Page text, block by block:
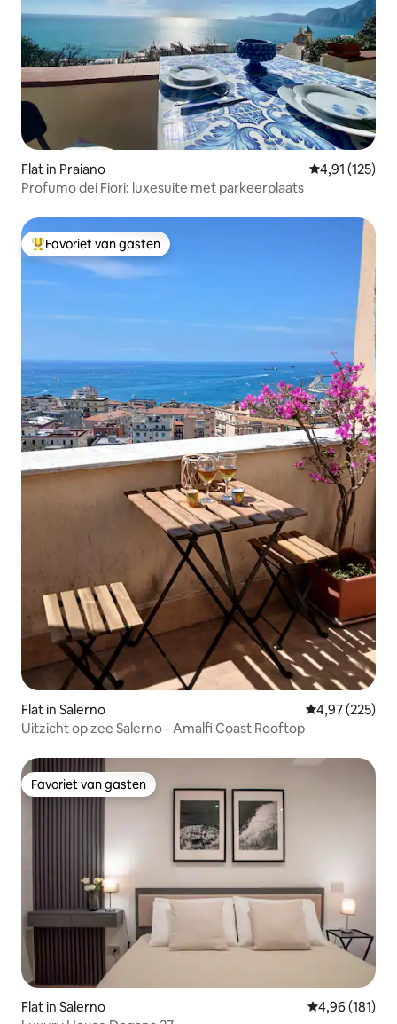
Flat in Praiano Gemiddelde
4,91 (125)
Profumo dei Fiori: luxesuite met parkeerplaats
Topfavoriet van gasten
Favoriet van gasten
Flat in Salerno Gemiddelde
4,97 (225)
Uitzicht op zee Salerno - Amalfi Coast Rooftop
Favoriet van gasten
Favoriet van gasten
Flat in Salerno Gemiddelde
4,96 (181)